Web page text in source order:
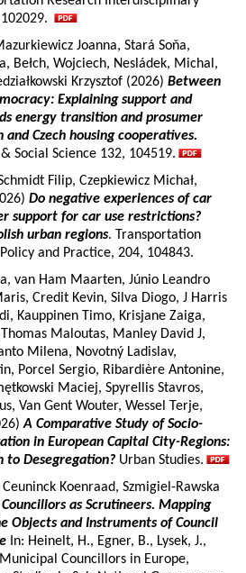
Joanna, Stará Soňa,
Bełch, Wojciech, Nesládek, Michal,
Krzysztof (2026) Between
Explaining support and
energy transition and prosumer
and Czech housing cooperatives.
Social Science 132, 104519.
Filip, Czepkiewicz Michał,
Do negative experiences of car
support for car use restrictions?
urban regions. Transportation
and Practice, 204, 104843.
van Ham Maarten, Júnio Leandro
Credit Kevin, Silva Diogo, J Harris
Kauppinen Timo, Krisjane Zaiga,
Maloutas, Manley David J,
Milena, Novotný Ladislav,
Porcel Sergio, Ribardière Antonine,
Maciej, Spyrellis Stavros,
Van Gent Wouter, Wessel Terje,
A Comparative Study of Socio-
in European Capital City-Regions:
to Desegregation? Urban Studies.
Koenraad, Szmigiel-Rawska
Councillors as Scrutineers. Mapping
Objects and Instruments of Council
In: Heinelt, H., Egner, B., Lysek, J.,
Councillors in Europe,